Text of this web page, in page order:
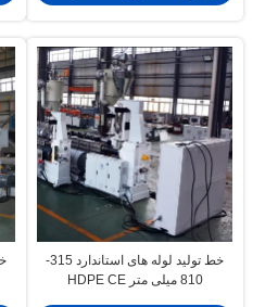
خط تولید لوله های استاندارد 315-
810 میلی متر HDPE CE